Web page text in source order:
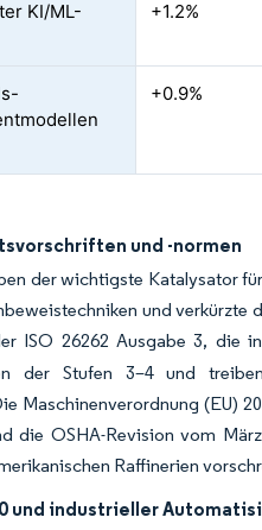
KI/ML-
+1.2%
+0.9%
und -normen
der wichtigste Katalysator
und
ISO 26262 Ausgabe 3, die
der Stufen 3–4 und
Maschinenverordnung (EU)
die OSHA-Revision vom
Raffinerien
und industrieller